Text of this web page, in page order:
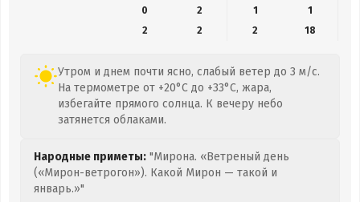
0
2 1
1
2
2 2 18
Утром и днем почти ясно, слабый ветер до 3 м/с.
На термометре от +20°C до +33°C, жара,
избегайте прямого солнца. К вечеру небо
затянется облаками.
Народные приметы: "Мирона. «Ветреный день
(«Мирон-ветрогон»). Какой Мирон — такой и
январь.»"